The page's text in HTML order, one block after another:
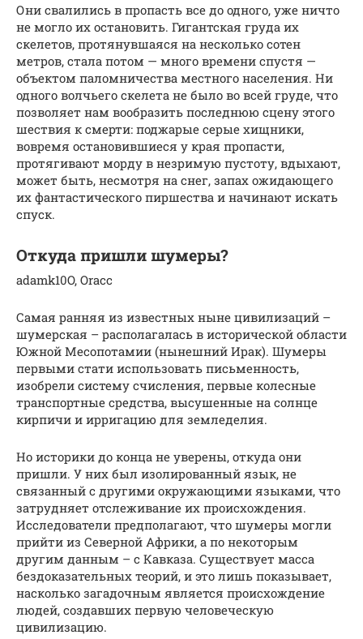
Они свалились в пропасть все до одного, уже ничто
не могло их остановить. Гигантская груда их
скелетов, протянувшаяся на несколько сотен
метров, стала потом — много времени спустя —
объектом паломничества местного населения. Ни
одного волчьего скелета не было во всей груде, что
позволяет нам вообразить последнюю сцену этого
шествия к смерти: поджарые серые хищники,
вовремя остановившиеся у края пропасти,
протягивают морду в незримую пустоту, вдыхают,
может быть, несмотря на снег, запах ожидающего
их фантастического пиршества и начинают искать
спуск.
Откуда пришли шумеры?
adamk10O, Oracc
Самая ранняя из известных ныне цивилизаций –
шумерская – располагалась в исторической области
Южной Месопотамии (нынешний Ирак). Шумеры
первыми стати использовать письменность,
изобрели систему счисления, первые колесные
транспортные средства, высушенные на солнце
кирпичи и ирригацию для земледелия.
Но историки до конца не уверены, откуда они
пришли. У них был изолированный язык, не
связанный с другими окружающими языками, что
затрудняет отслеживание их происхождения.
Исследователи предполагают, что шумеры могли
прийти из Северной Африки, а по некоторым
другим данным – с Кавказа. Существует масса
бездоказательных теорий, и это лишь показывает,
насколько загадочным является происхождение
людей, создавших первую человеческую
цивилизацию.